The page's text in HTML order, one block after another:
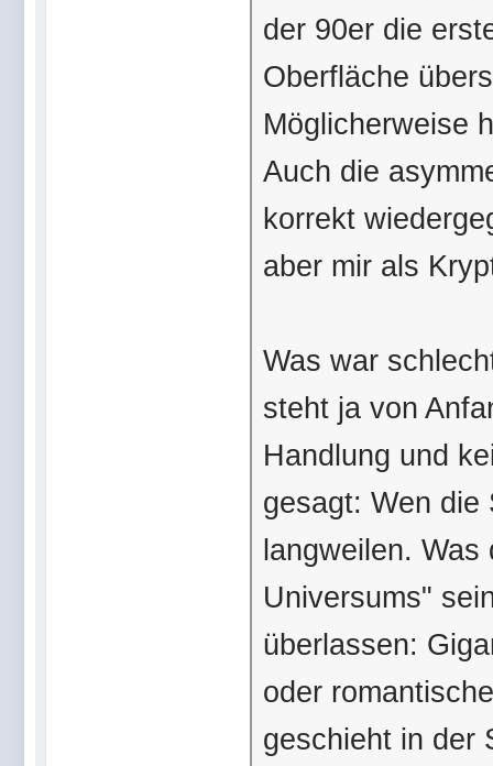
der 90er die
Oberfläche
Möglicherweise
Auch die
korrekt
aber mir als
Was war
steht ja von
Handlung und
gesagt: Wen die
langweilen. Was
Universums"
überlassen:
oder
geschieht in der